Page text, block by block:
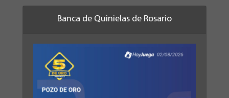
Banca de Quinielas de Rosario